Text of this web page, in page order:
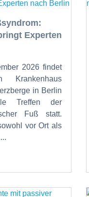
Experten
2026 findet
Krankenhaus
in Berlin
Treffen der
Fuß statt.
vor Ort als